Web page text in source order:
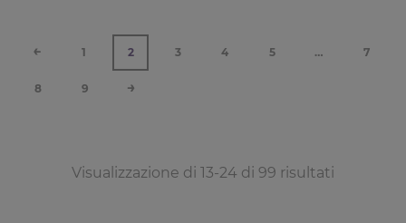
← 1 2 3 4 5 … 7
8 9 →
Visualizzazione di 13-24 di 99 risultati